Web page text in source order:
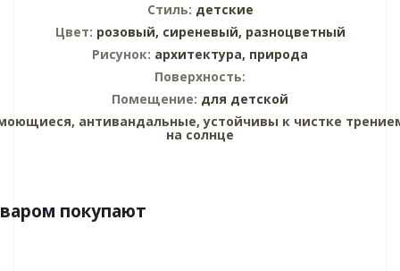
Стиль: детские
Цвет: розовый, сиреневый, разноцветный
Рисунок: архитектура, природа
Поверхность:
Помещение: для детской
антивандальные, устойчивы к чистке
на солнце
покупают